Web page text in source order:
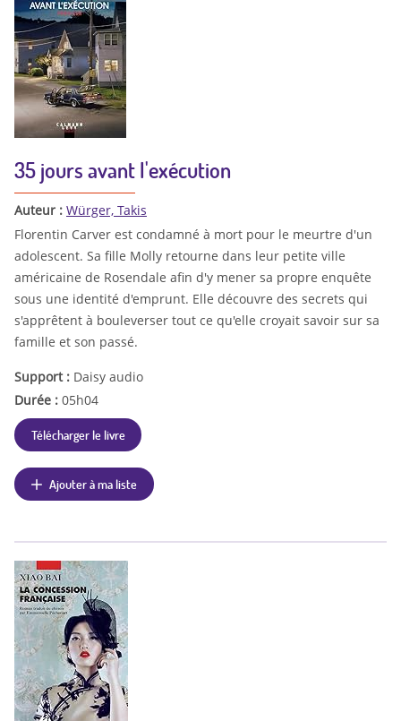
35 jours avant l'exécution
Auteur : Würger, Takis
Florentin Carver est condamné à mort pour le meurtre d'un
adolescent. Sa fille Molly retourne dans leur petite ville
américaine de Rosendale afin d'y mener sa propre enquête
sous une identité d'emprunt. Elle découvre des secrets qui
s'apprêtent à bouleverser tout ce qu'elle croyait savoir sur sa
famille et son passé.
Support : Daisy audio
Durée : 05h04
Télécharger le livre
Ajouter à ma liste